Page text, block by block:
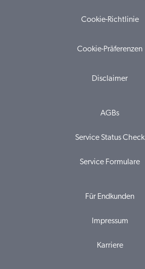
Cookie-Richtlinie
Cookie-Präferenzen
Disclaimer
AGBs
Service Status Check
Service Formulare
Für Endkunden
Impressum
Karriere